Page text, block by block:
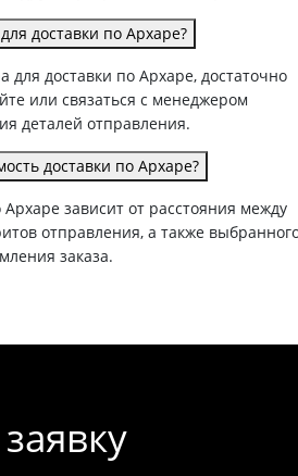
доставки по Архаре?
для доставки по Архаре, достаточно
или связаться с менеджером
деталей отправления.
доставки по Архаре?
зависит от расстояния между
отправления, а также
заказа.